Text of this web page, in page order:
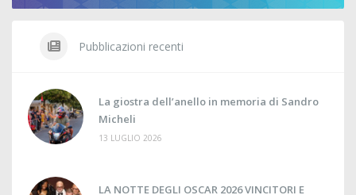
Pubblicazioni recenti
La giostra dell’anello in memoria di Sandro
Micheli
13 LUGLIO 2026
LA NOTTE DEGLI OSCAR 2026 VINCITORI E